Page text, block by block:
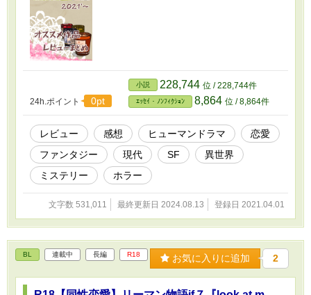
24h.ポイント 0pt
小説 228,744 位 / 228,744件
ｴｯｾｲ・ﾉﾝﾌｨｸｼｮﾝ 8,864 位 / 8,864件
レビュー 感想 ヒューマンドラマ
恋愛
ファンタジー
現代 SF
異世界
ミステリー
ホラー
文字数 531,011 最終更新日 2024.08.13 登録日 2021.04.01
BL 連載中 長編 R18 お気に入りに追加 2